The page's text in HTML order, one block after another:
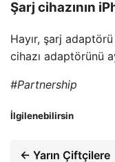
Şarj cihazının
Hayır, şarj
cihazı adaptörünü
#Partnership
İlgilenebilirsin
← Yarın Çiftçilere